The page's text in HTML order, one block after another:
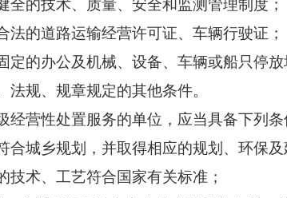
的技术、质量、安全和监测管理制度；
的道路运输经营许可证、车辆行驶证；
的办公及机械、设备、车辆或船只停放
规、规章规定的其他条件。
营性处置服务的单位，应当具备下列条
城乡规划，并取得相应的规划、环保及
术、工艺符合国家有关标准；